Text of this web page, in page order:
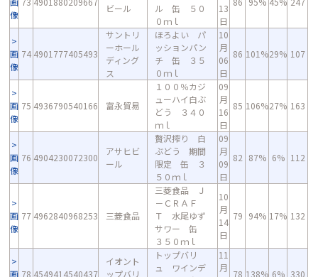
像
ビール
ル 缶 ５０
０ｍｌ
13
日
画
像
74 4901777405493
サントリ
ーホール
ディング
ス
ほろよい パ
ッションパン
チ 缶 ３５
０ｍｌ
10
月
06
日
86 101%29% 107
画
像
75 4936790540166 富永貿易
１００％カジ
ューハイ白ぶ
どう ３４０
ｍｌ
09
月
16
日
85 106%27% 163
画
像
76 4904230072300
アサヒビ
ール
贅沢搾り 白
ぶどう 期間
限定 缶 ３
５０ｍｌ
09
月
09
日
82 87% 6% 112
画
像
77 4962840968253 三菱食品
三菱食品 Ｊ
－ＣＲＡＦ
Ｔ 水尾ゆず
サワー 缶
３５０ｍｌ
10
月
14
日
79 94% 17% 132
画 78 4549414540437
イオント
ップバリ
トップバリ
ュ ワインデ
11
月
78 138% 6% 330